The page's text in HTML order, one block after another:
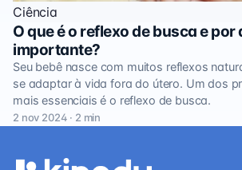
Ciência
O que é o reflexo de busca e por
importante?
Seu bebê nasce com muitos reflexos
se adaptar à vida fora do útero. Um dos
mais essenciais é o reflexo de busca.
2 nov 2024 · 2 min